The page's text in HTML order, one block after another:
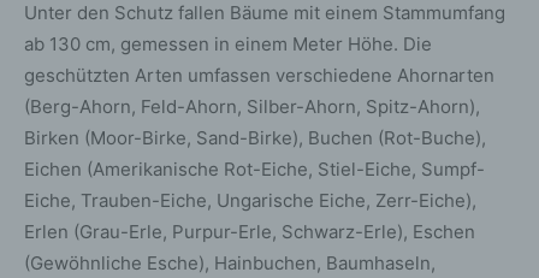
Unter den Schutz fallen Bäume mit einem Stammumfang
ab 130 cm, gemessen in einem Meter Höhe. Die
geschützten Arten umfassen verschiedene Ahornarten
(Berg-Ahorn, Feld-Ahorn, Silber-Ahorn, Spitz-Ahorn),
Birken (Moor-Birke, Sand-Birke), Buchen (Rot-Buche),
Eichen (Amerikanische Rot-Eiche, Stiel-Eiche, Sumpf-
Eiche, Trauben-Eiche, Ungarische Eiche, Zerr-Eiche),
Erlen (Grau-Erle, Purpur-Erle, Schwarz-Erle), Eschen
(Gewöhnliche Esche), Hainbuchen, Baumhaseln,